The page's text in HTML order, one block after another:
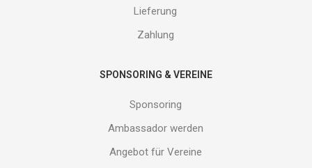
Lieferung
Zahlung
SPONSORING & VEREINE
Sponsoring
Ambassador werden
Angebot für Vereine